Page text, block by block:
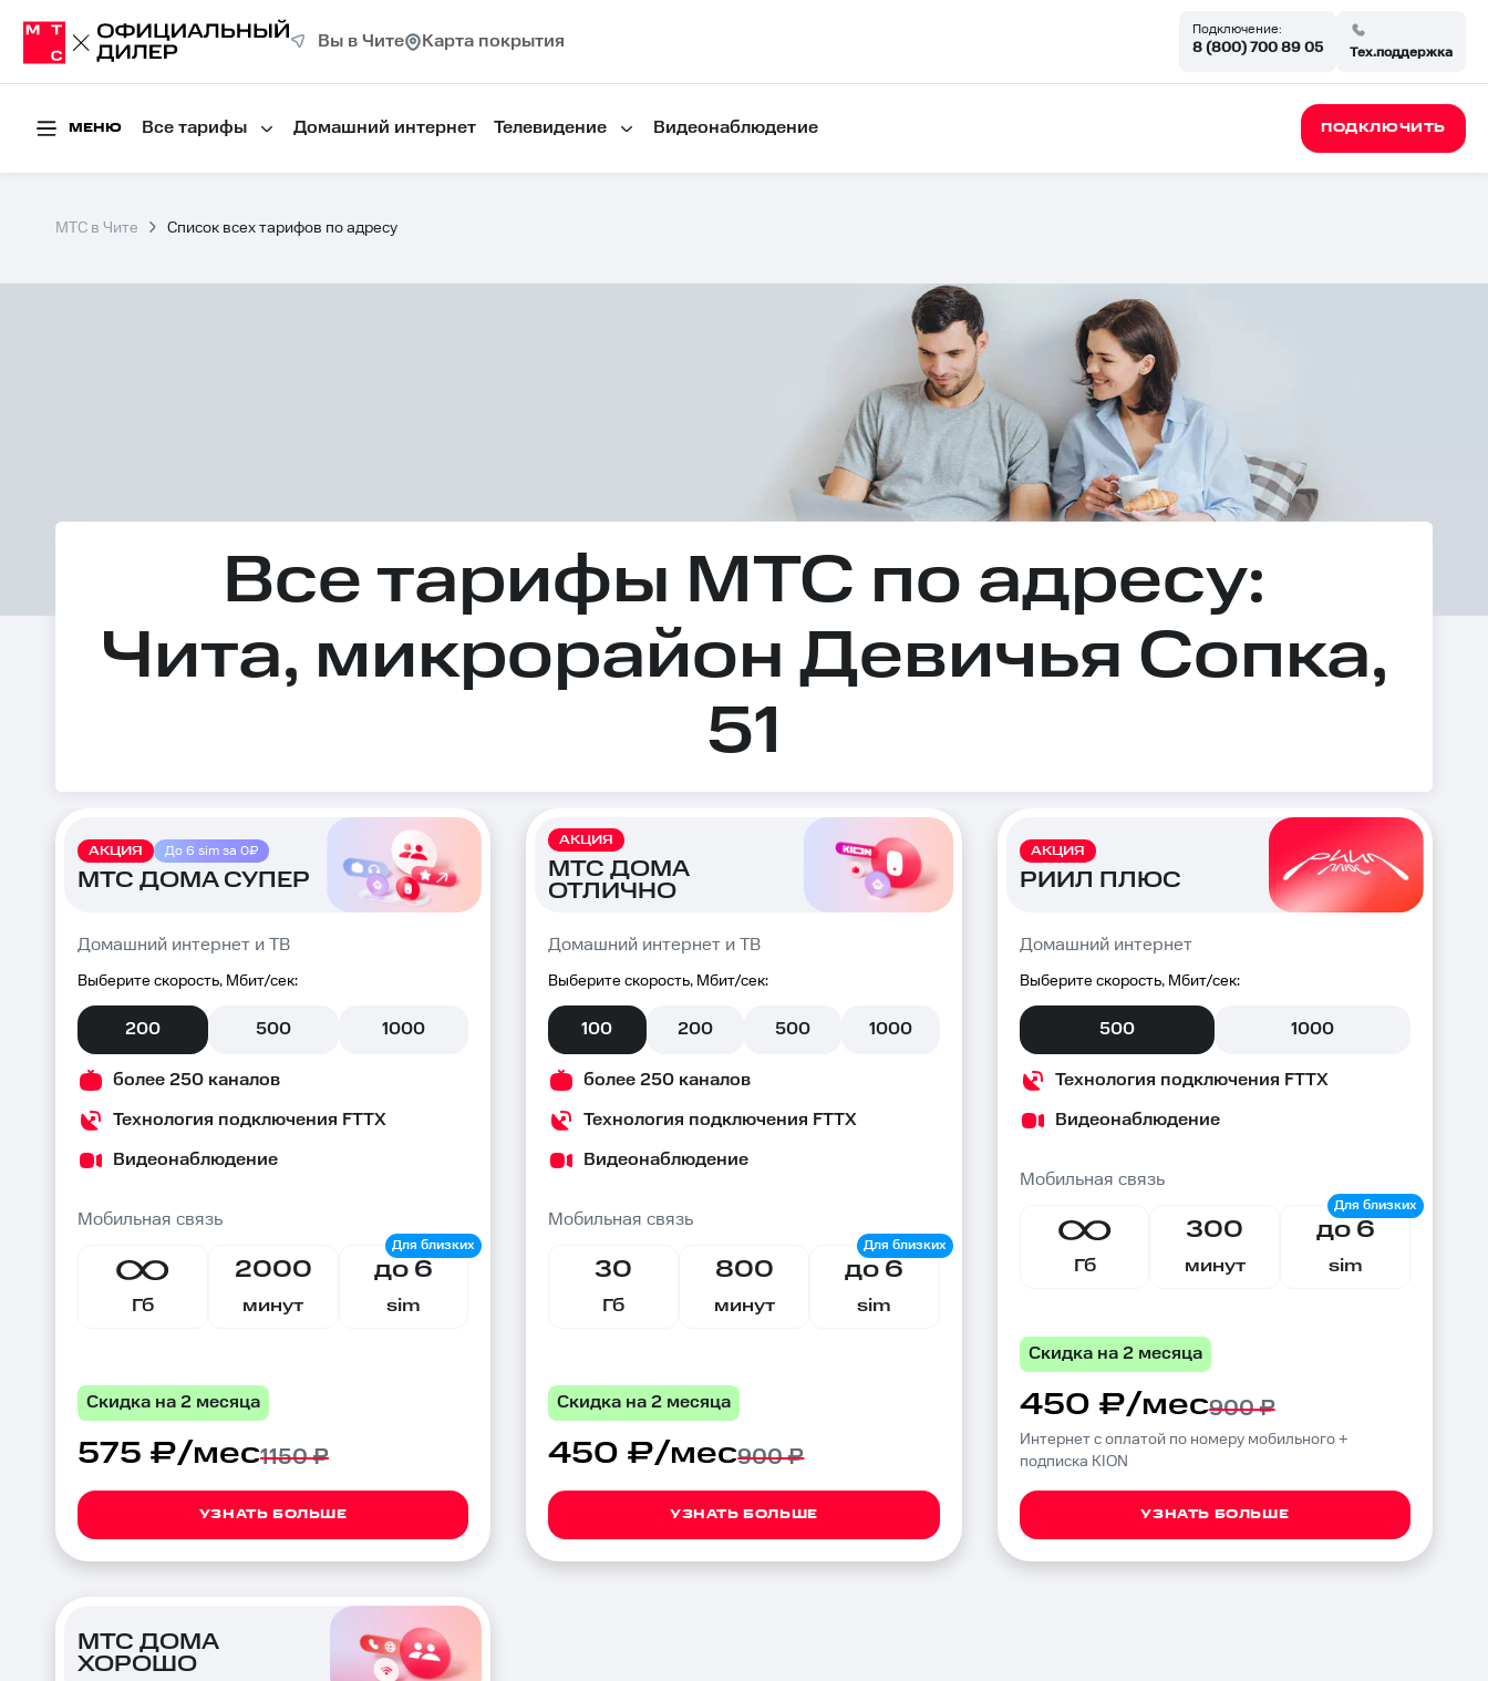
Вы в Чите Карта покрытия
Подключение:
8 (800) 700 89 05 Тех.поддержка
МЕНЮ Все тарифы Домашний интернет Телевидение Видеонаблюдение ПОДКЛЮЧИТЬ
МТС в Чите Список всех тарифов по адресу
Все тарифы МТС по адресу:
Чита, микрорайон Девичья Сопка,
51
АКЦИЯ До 6 sim за 0₽
МТС ДОМА СУПЕР
Домашний интернет и ТВ
Выберите скорость, Мбит/сек:
200 500 1000
более 250 каналов
Технология подключения FTTX
Видеонаблюдение
Мобильная связь
Гб
2000
минут
до 6
sim
Скидка на 2 месяца
575 ₽/мес1150 ₽
УЗНАТЬ БОЛЬШЕ
АКЦИЯ
МТС ДОМА
ОТЛИЧНО
Домашний интернет и ТВ
Выберите скорость, Мбит/сек:
100 200 500 1000
более 250 каналов
Технология подключения FTTX
Видеонаблюдение
Мобильная связь
30
Гб
800
минут
до 6
sim
Скидка на 2 месяца
450 ₽/мес900 ₽
УЗНАТЬ БОЛЬШЕ
АКЦИЯ
РИИЛ ПЛЮС
Домашний интернет
Выберите скорость, Мбит/сек:
500 1000
Технология подключения FTTX
Видеонаблюдение
Мобильная связь
Гб
300
минут
до 6
sim
Скидка на 2 месяца
450 ₽/мес900 ₽
Интернет с оплатой по номеру мобильного +
подписка KION
УЗНАТЬ БОЛЬШЕ
МТС ДОМА
ХОРОШО